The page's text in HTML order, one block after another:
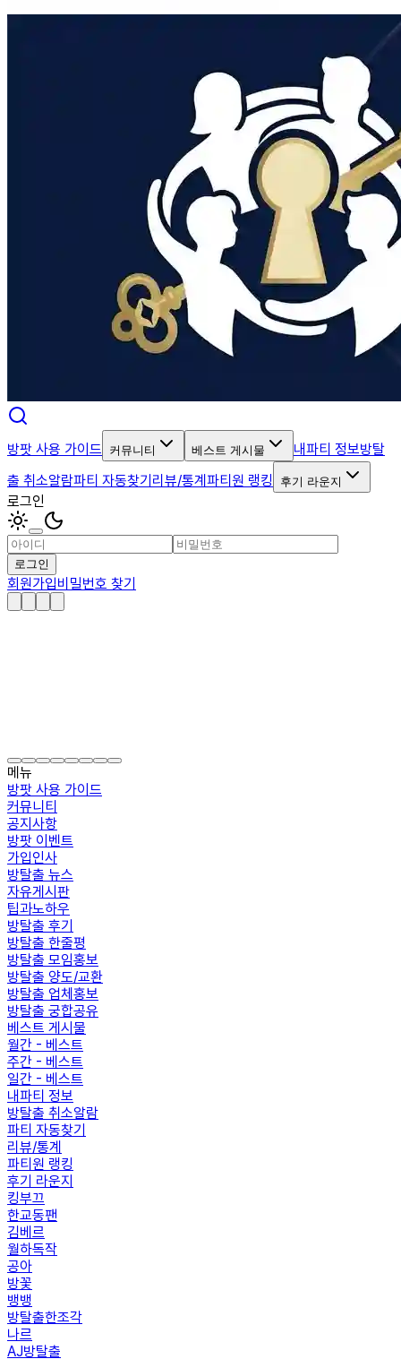
방팟 사용 가이드 커뮤니티 베스트 게시물 내파티 정보방탈
출 취소알람파티 자동찾기리뷰/통계파티원 랭킹 후기 라운지
로그인
로그인
회원가입비밀번호 찾기
메뉴
방팟 사용 가이드
커뮤니티
공지사항
방팟 이벤트
가입인사
방탈출 뉴스
자유게시판
팁과노하우
방탈출 후기
방탈출 한줄평
방탈출 모임홍보
방탈출 양도/교환
방탈출 업체홍보
방탈출 궁합공유
베스트 게시물
월간 - 베스트
주간 - 베스트
일간 - 베스트
내파티 정보
방탈출 취소알람
파티 자동찾기
리뷰/통계
파티원 랭킹
후기 라운지
킹부끄
한교동팬
김베르
월하독작
공아
방꽃
뱅뱅
방탈출한조각
나르
AJ방탈출